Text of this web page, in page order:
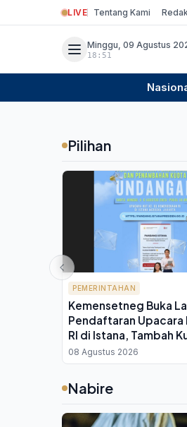
LIVE Tentang Kami
Minggu, 09 Agustus
18:51
Pilihan
PEMERINTAHAN
Kemensetneg Buka
Pendaftaran Upacara
RI di Istana, Tambah
Kursi
08 Agustus 2026
Nabire